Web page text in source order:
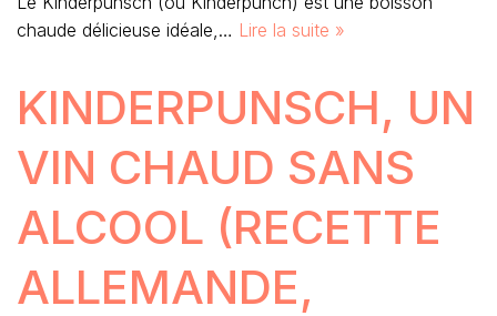
chaude délicieuse idéale,… Lire la suite »
KINDERPUNSCH, UN
VIN CHAUD SANS
ALCOOL (RECETTE
ALLEMANDE,